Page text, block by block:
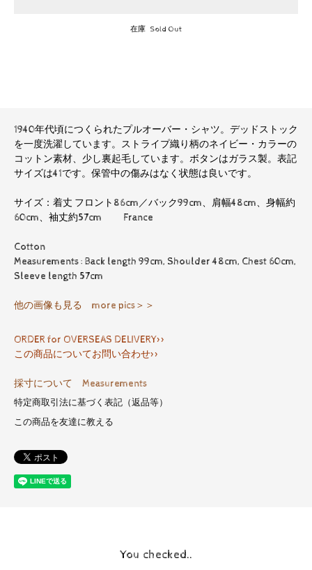
在庫 Sold Out
1940年代頃につくられたプルオーバー・シャツ。デッドストック
を一度洗濯しています。ストライプ織り柄のネイビー・カラーの
コットン素材、少し裏起毛しています。ボタンはガラス製。表記
サイズは41です。保管中の傷みはなく状態は良いです。
サイズ：着丈 フロント86cm／バック99cm、肩幅48cm、身幅約
60cm、袖丈約57cm France
Cotton
Measurements : Back length 99cm, Shoulder 48cm, Chest 60cm,
Sleeve length 57cm
他の画像も見る more pics＞＞
ORDER for OVERSEAS DELIVERY>>
この商品についてお問い合わせ>>
採寸について Measurements
特定商取引法に基づく表記（返品等）
この商品を友達に教える
You checked..